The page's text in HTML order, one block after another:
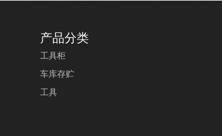
产品分类
工具柜
车库存贮
工具